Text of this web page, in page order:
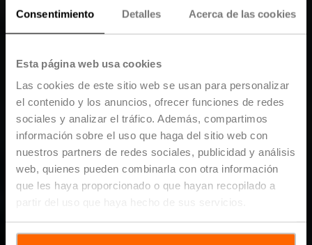
Consentimiento Detalles Acerca de las cookies
Esta página web usa cookies
Las cookies de este sitio web se usan para personalizar
el contenido y los anuncios, ofrecer funciones de redes
sociales y analizar el tráfico. Además, compartimos
información sobre el uso que haga del sitio web con
nuestros partners de redes sociales, publicidad y análisis
web, quienes pueden combinarla con otra información
que les haya proporcionado o que hayan recopilado a
partir del uso que haya hecho de sus servicios.